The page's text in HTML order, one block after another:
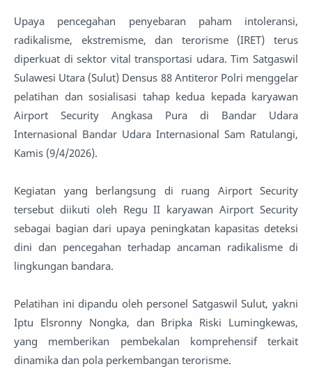
Upaya pencegahan penyebaran paham intoleransi,
radikalisme, ekstremisme, dan terorisme (IRET) terus
diperkuat di sektor vital transportasi udara. Tim Satgaswil
Sulawesi Utara (Sulut) Densus 88 Antiteror Polri menggelar
pelatihan dan sosialisasi tahap kedua kepada karyawan
Airport Security Angkasa Pura di Bandar Udara
Internasional Bandar Udara Internasional Sam Ratulangi,
Kamis (9/4/2026).
Kegiatan yang berlangsung di ruang Airport Security
tersebut diikuti oleh Regu II karyawan Airport Security
sebagai bagian dari upaya peningkatan kapasitas deteksi
dini dan pencegahan terhadap ancaman radikalisme di
lingkungan bandara.
Pelatihan ini dipandu oleh personel Satgaswil Sulut, yakni
Iptu Elsronny Nongka, dan Bripka Riski Lumingkewas,
yang memberikan pembekalan komprehensif terkait
dinamika dan pola perkembangan terorisme.